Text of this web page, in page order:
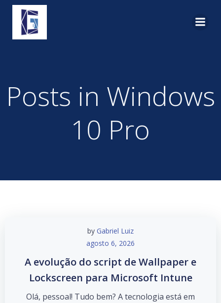
Posts in Windows
10 Pro
by Gabriel Luiz
agosto 6, 2026
A evolução do script de Wallpaper e
Lockscreen para Microsoft Intune
Olá, pessoal! Tudo bem? A tecnologia está em